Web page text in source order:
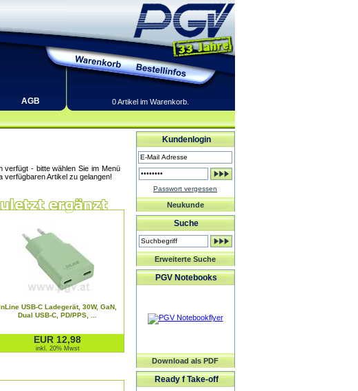
AGB 0 Artikel im Warenkorb.
verfügt - bitte wählen Sie im Menü
verfügbaren Artikel zu gelangen!
USB-C Ladegerät, 30W, GaN,
Dual USB-C, PD/PPS, ...
EUR 12,98
inkl. 20% Mwst
Kundenlogin
Passwort vergessen
Neukunde
Suche
Erweiterte Suche
PGV Notebooks
Download als PDF
Ready f Take-off